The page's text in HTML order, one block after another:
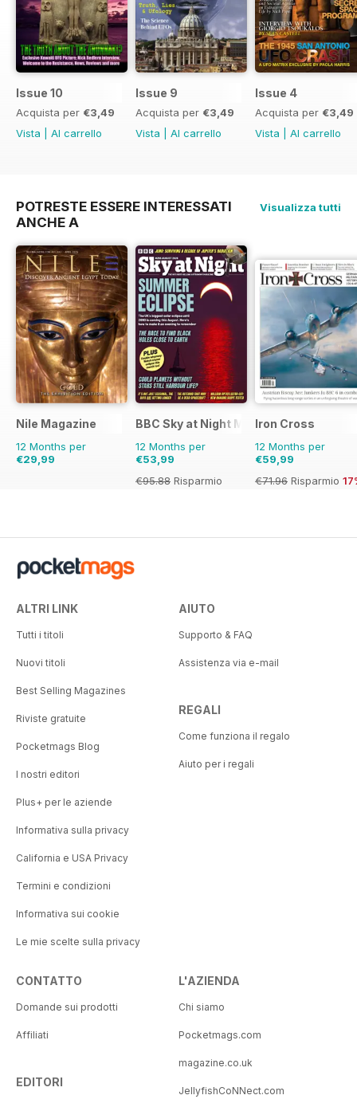
Issue 10
Acquista per €3,49
Vista
Al carrello
Issue 9
Acquista per €3,49
Vista
Al carrello
Issue 4
Acquista per €3,49
Vista
Al carrello
POTRESTE ESSERE INTERESSATI
ANCHE A
Visualizza tutti
Nile Magazine
12 Months per
€29,99
BBC Sky at Night Magazine
12 Months per
€53,99
€95.88 Risparmio
Iron Cross
12 Months per
€59,99
€71.96 Risparmio
ALTRI LINK
Tutti i titoli
Nuovi titoli
Best Selling Magazines
Riviste gratuite
Pocketmags Blog
I nostri editori
Plus+ per le aziende
Informativa sulla privacy
California e USA Privacy
Termini e condizioni
Informativa sui cookie
Le mie scelte sulla privacy
AIUTO
Supporto & FAQ
Assistenza via e-mail
REGALI
Come funziona il regalo
Aiuto per i regali
CONTATTO
Domande sui prodotti
Affiliati
EDITORI
L'AZIENDA
Chi siamo
Pocketmags.com
magazine.co.uk
JellyfishCoNNect.com